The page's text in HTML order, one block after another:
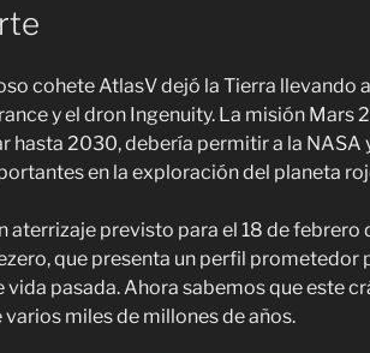
cohete AtlasV dejó la Tierra llevando a
y el dron Ingenuity. La misión Mars
hasta 2030, debería permitir a la NASA
en la exploración del planeta
aterrizaje previsto para el 18 de febrero
que presenta un perfil prometedor
vida pasada. Ahora sabemos que este
miles de millones de años.